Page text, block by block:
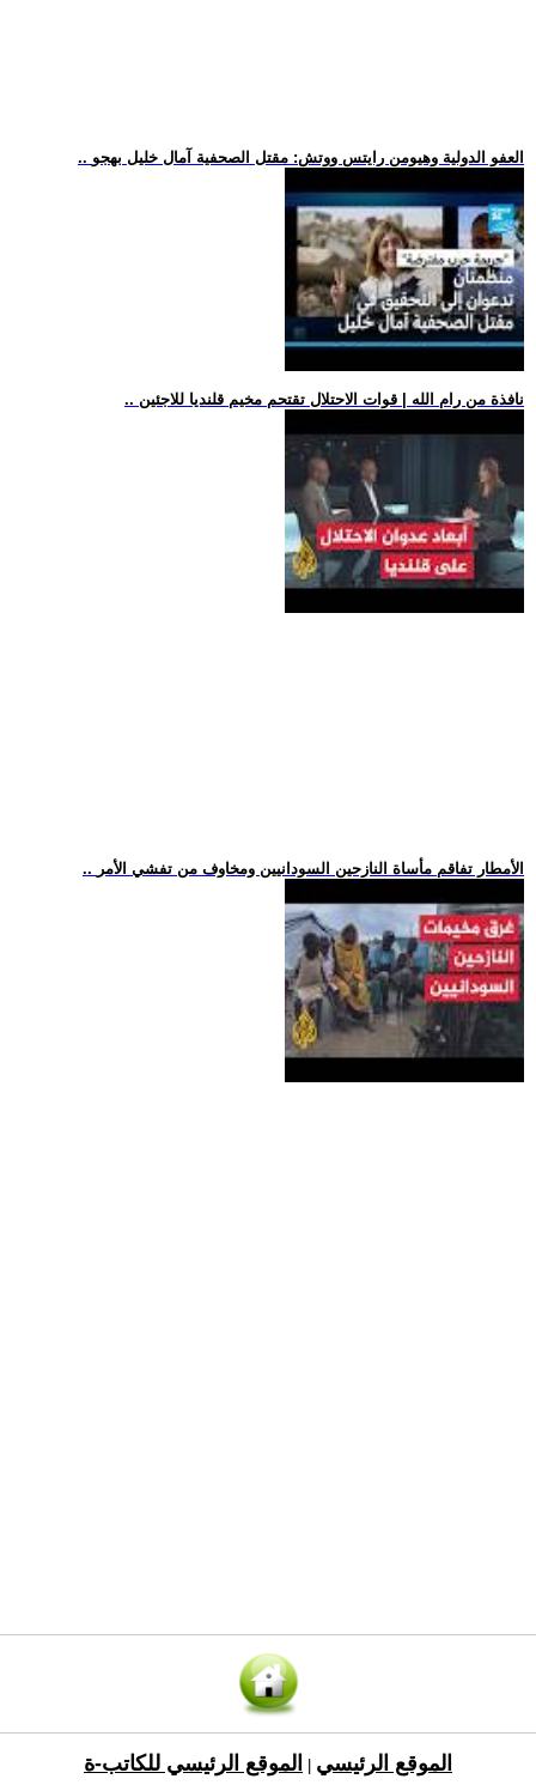
.. العفو الدولية وهيومن رايتس ووتش: مقتل الصحفية آمال خليل بهجو
.. نافذة من رام الله | قوات الاحتلال تقتحم مخيم قلنديا للاجئين
.. الأمطار تفاقم مأساة النازحين السودانيين ومخاوف من تفشي الأمر
الموقع الرئيسي الموقع الرئيسي للكاتب-ة